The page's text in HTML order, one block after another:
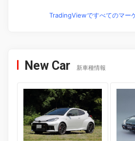
TradingViewですべてのマー
New Car 新車種情報